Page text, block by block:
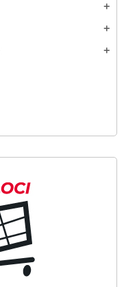
add
add
add